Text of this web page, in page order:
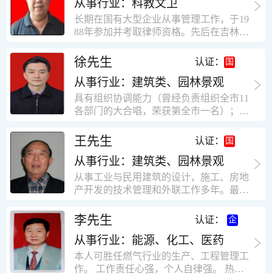
米，砖混结构，皮带运输走廊一个，框架
结构长185米，高5.2米的框架结构。1991
年调入新乡市新营建筑公司历任：七里三
营乡刘庄火力发电厂项目经理，该项目有
平方装配式工业厂房，焦作市林果住宅小
区项目经理，该项目有住宅楼9栋6层砖混
结构，总建筑面积36000平方米。2004年
限公司专业监理工程师，广东重工监理有
限公司任专业监理工程师，监督的工程
有：广东东莞市花润雪花啤酒厂二期扩建
工程，该工程有钢结构工业厂房2栋，每
栋9000平方米。东莞市新世纪花苑，该工
场；一栋17层。2栋总面积32000平方米，
框架结构。南奥园金州商业步行街等工
程。30年的工作经验积累，使自己能适应
建筑行业的多种工作岗位。
统、远程抄表系统等相关系统主流产品，
有较强的售前技术支持能力，并具有较丰
富的设备调试经验； 能独立完成系统集成
建与扩充经验，并具备教育训练能力；
从事行业：科教文卫
长期在国有大型企业从事管理工作，于19
88年参加并考取律师资格。先后在吉林油
辽宁华夏律师事务所和辽宁鑫诺律师事务
所执业。王律师在数十年的执业经历中，
多次与美国、英国、香港、北京、深圳等
地的律师共同办理法律事务。 对民商事的
诉讼和非诉讼的合同纠纷、劳动纠纷、债
对刑事案件、仲裁案件都颇有造诣。尤其
擅长处理涉及公司管理、企业改制，资产
收购重组等法律业务。王律师有多篇学术
论文在省部级会议和刊物上发表。数十年
的执业经历中，王律师经办了数百起诉讼
和非诉讼案件，取得了较好的经济效益和
律师一贯的工作作风；法律第一和当事人
合法权益第一，忠诚和敬业是王福营律师
的永恒的追求。
徐先生 认证：
从事行业：建筑类、园林景观
具有组织协调能力（曾经负责组织全市11
各部门的大合唱，荣获第全市一名）；知
等领域）；实际工作能力强，且经验丰
富。
王先生 认证：
从事行业：建筑类、园林景观
从事工业与民用建筑的设计，施工、房地
产开发的技术管理和外联工作多年。最大
最高26层。基础理论和专业技术知识功底
深厚，能熟练从事复杂技术工程的设计与
计算工作，有丰富的大中型工程项目的施
工技术经验。知识广博，设计、施工、予
决算、资产评估等都有较深造诣。曾独立
李先生 认证：
从事行业：能源、化工、医药
本人可胜任燃气行业的生产、工程管理工
作。 工作责任心强，个人自律强。 热爱